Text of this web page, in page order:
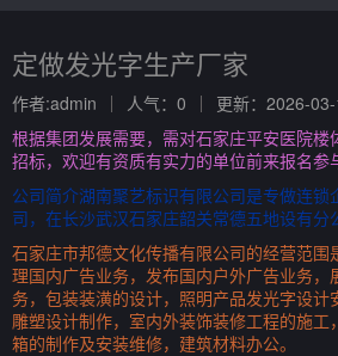
定做发光字生产厂家
作者:admin 人气：0
更新：2026-
根据集团发展需要，需对石家庄平安医院楼
招标，欢迎有资质有实力的单位前来报名参
公司简介湖南聚艺标识有限公司是专做连锁
司，在长沙武汉石家庄韶关常德五地设有分
石家庄市邦德文化传播有限公司的经营范围
理国内广告业务，发布国内户外广告业务，
务，包装装潢的设计，照明产品发光字设计
雕塑设计制作，室内外装饰装修工程的施工
箱的制作及安装维修，建筑材料办公。